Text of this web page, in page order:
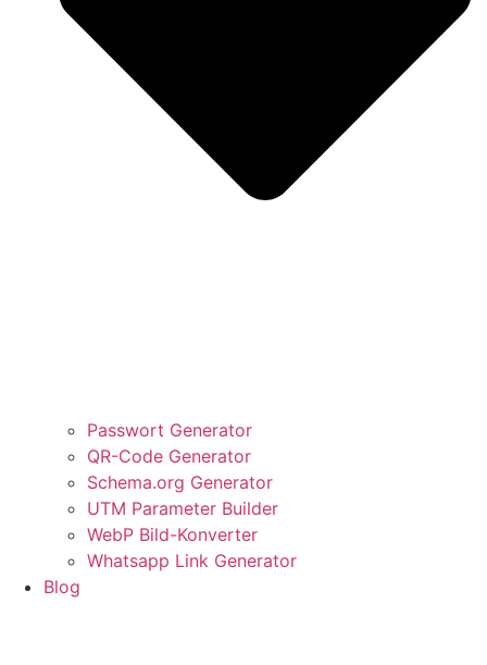
Passwort Generator
QR-Code Generator
Schema.org Generator
UTM Parameter Builder
WebP Bild-Konverter
Whatsapp Link Generator
Blog